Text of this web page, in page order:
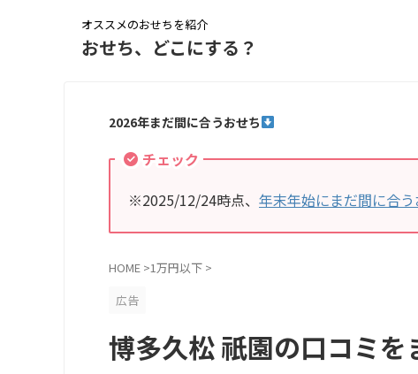
オススメのおせちを紹介
おせち、どこにする？
2026年まだ間に合うおせち
チェック
※2025/12/24時点、 年末年始にまだ間に合
HOME >1万円以下 >
広告
博多久松 祇園の口コミ